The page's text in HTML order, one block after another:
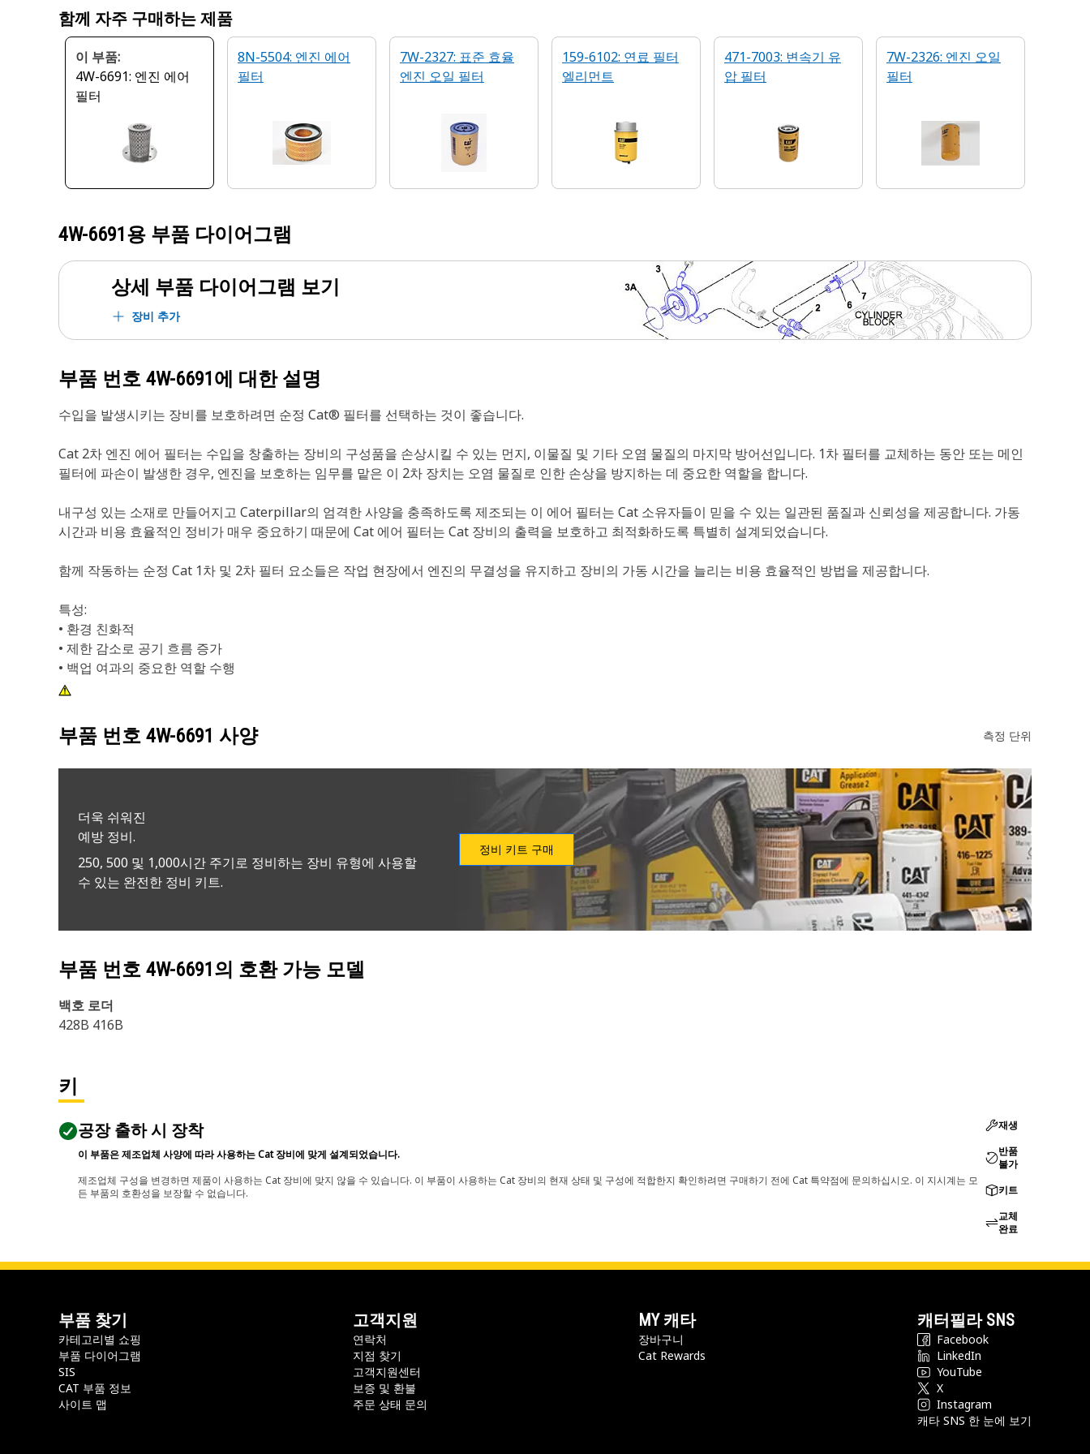
함께 자주 구매하는 제품
이 부품:
4W-6691: 엔진 에어
필터
8N-5504: 엔진 에어
필터
7W-2327: 표준 효율
엔진 오일 필터
159-6102: 연료 필터
엘리먼트
471-7003: 변속기 유
압 필터
7W-2326: 엔진 오일
필터
4W-6691 용 부품 다이어그램
상세 부품 다이어그램 보기
장비 추가
부품 번호 4W-6691 에 대한 설명
수입을 발생시키는 장비를 보호하려면 순정 Cat® 필터를 선택하는 것이 좋습니다.
Cat 2차 엔진 에어 필터는 수입을 창출하는 장비의 구성품을 손상시킬 수 있는 먼지, 이물질 및 기타 오염 물질의 마지막 방어선입니다. 1차 필터를 교체하는 동안 또는 메인
필터에 파손이 발생한 경우, 엔진을 보호하는 임무를 맡은 이 2차 장치는 오염 물질로 인한 손상을 방지하는 데 중요한 역할을 합니다.
내구성 있는 소재로 만들어지고 Caterpillar의 엄격한 사양을 충족하도록 제조되는 이 에어 필터는 Cat 소유자들이 믿을 수 있는 일관된 품질과 신뢰성을 제공합니다. 가동
시간과 비용 효율적인 정비가 매우 중요하기 때문에 Cat 에어 필터는 Cat 장비의 출력을 보호하고 최적화하도록 특별히 설계되었습니다.
함께 작동하는 순정 Cat 1차 및 2차 필터 요소들은 작업 현장에서 엔진의 무결성을 유지하고 장비의 가동 시간을 늘리는 비용 효율적인 방법을 제공합니다.
특성:
• 환경 친화적
• 제한 감소로 공기 흐름 증가
• 백업 여과의 중요한 역할 수행
부품 번호 4W-6691 사양 측정 단위
더욱 쉬워진
예방 정비.
250, 500 및 1,000시간 주기로 정비하는 장비 유형에 사용할
수 있는 완전한 정비 키트.
정비 키트 구매
부품 번호 4W-6691 의 호환 가능 모델
백호 로더
428B 416B
키
공장 출하 시 장착
이 부품은 제조업체 사양에 따라 사용하는 Cat 장비에 맞게 설계되었습니다.
제조업체 구성을 변경하면 제품이 사용하는 Cat 장비에 맞지 않을 수 있습니다. 이 부품이 사용하는 Cat 장비의 현재 상태 및 구성에 적합한지 확인하려면 구매하기 전에 Cat 특약점에 문의하십시오. 이 지시계는 모
든 부품의 호환성을 보장할 수 없습니다.
재생
반품
불가
키트
교체
완료
부품 찾기
카테고리별 쇼핑
부품 다이어그램
SIS
CAT 부품 정보
사이트 맵
고객지원
연락처
지점 찾기
고객지원센터
보증 및 환불
주문 상태 문의
MY 캐타
장바구니
Cat Rewards
캐터필라 SNS
Facebook
LinkedIn
YouTube
X
Instagram
캐타 SNS 한 눈에 보기